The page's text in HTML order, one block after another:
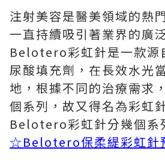
注射美容是醫美領域的熱
一直持續吸引著業界的廣
Belotero彩虹針是一款源
尿酸填充劑，在長效水光
地，根據不同的治療需求
個系列，故又得名為彩虹
Belotero彩虹針分幾個系
☆Belotero保柔緹彩虹針